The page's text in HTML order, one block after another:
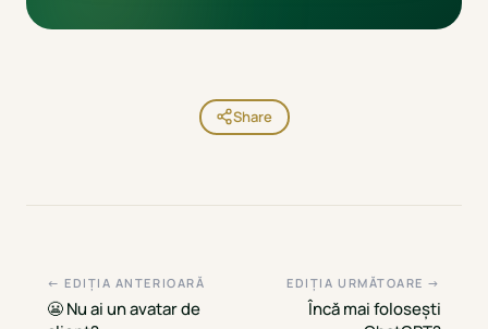
Share
← EDIȚIA ANTERIOARĂ
😬 Nu ai un avatar de
EDIȚIA URMĂTOARE →
Încă mai folosești